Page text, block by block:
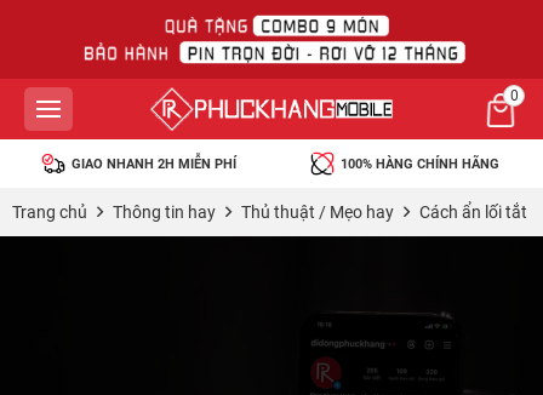
0
GIAO NHANH 2H MIỄN PHÍ 100% HÀNG CHÍNH HÃNG
Trang chủ Thông tin hay Thủ thuật / Mẹo hay Cách ẩn lối tắt